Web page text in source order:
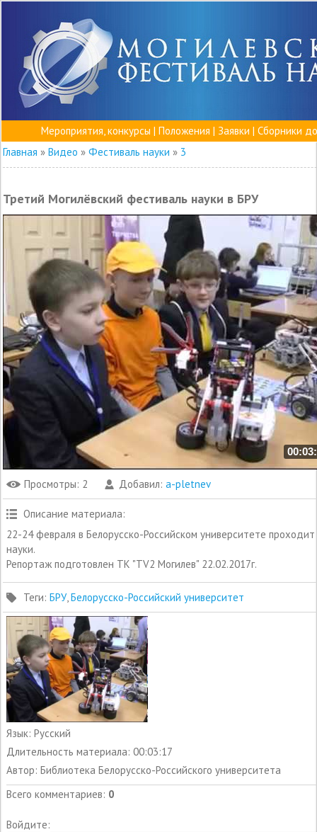
Мероприятия, конкурсы | Положения | Заявки | Сборники
Главная » Видео » Фестиваль науки » 3
Третий Могилёвский фестиваль науки в БРУ
Просмотры: 2 Добавил: a-pletnev
Описание материала:
22-24 февраля в Белорусско-Российском университете
науки.
Репортаж подготовлен ТК "TV2 Могилев" 22.02.2017г.
Теги: БРУ,Белорусско-Российский университет
Язык: Русский
Длительность материала: 00:03:17
Автор: Библиотека Белорусско-Российского университета
Всего комментариев: 0
Войдите: